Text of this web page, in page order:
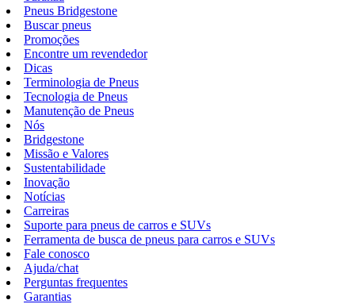
Pneus Bridgestone
Buscar pneus
Promoções
Encontre um revendedor
Dicas
Terminologia de Pneus
Tecnologia de Pneus
Manutenção de Pneus
Nós
Bridgestone
Missão e Valores
Sustentabilidade
Inovação
Notícias
Carreiras
Suporte para pneus de carros e SUVs
Ferramenta de busca de pneus para carros e SUVs
Fale conosco
Ajuda/chat
Perguntas frequentes
Garantias